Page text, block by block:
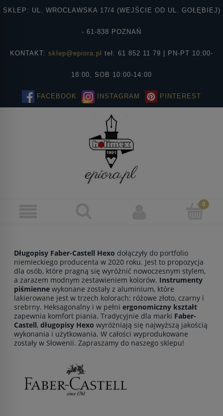
SKLEP: UL. WROCŁAWSKA 17/4 (WEJŚCIE OD UL. GOŁĘBIEJ)
- 61-838 POZNAŃ
KONTAKT: sklep@epiora.pl tel: 61 852 11 79 | PN-PT 10:00-
18:00, SOB 10:00-14:00
FACEBOOK INSTAGRAM PINTEREST
Długopisy Faber-Castell Hexo dołączyły do portfolio
niemieckiego producenta w 2020 roku. Jest to propozycja
dla osób, które pragną się wyróżnić nowoczesnym stylem,
a zarazem modnym zestawieniem kolorów. Instrumenty
piśmienne wykonane zostały z aluminium, które
lakierowane jest w trzech kolorach: różowe złoto, czarny i
srebrny. Heksagonalny i w pełni ergonomiczny kształt
zapewnia komfort piania. Tradycyjnie dla marki Faber-
Castell, długopisy Hexo wyróżniają się najwyższą jakością
wykonania i użytkowania. W całości wyprodukowane
zostały w Słowenii. Zapraszamy do naszego sklepu!